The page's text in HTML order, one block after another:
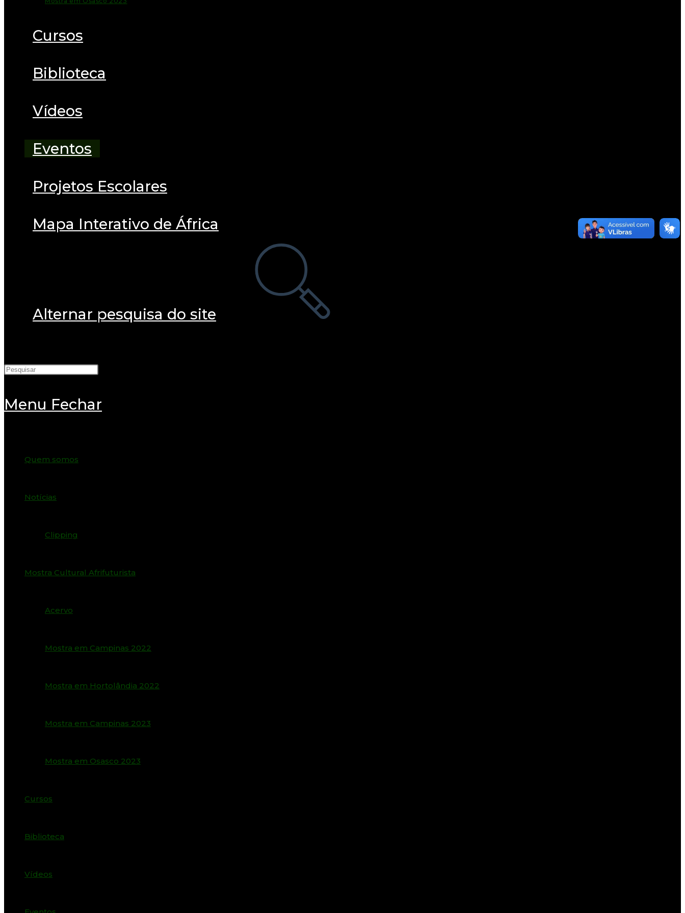
Cursos
Biblioteca
Vídeos
Eventos
Projetos Escolares
Mapa Interativo de África
Alternar pesquisa do site
Menu Fechar
Quem somos
Notícias
Clipping
Mostra Cultural Afrifuturista
Acervo
Mostra em Campinas 2022
Mostra em Hortolândia 2022
Mostra em Campinas 2023
Mostra em Osasco 2023
Cursos
Biblioteca
Vídeos